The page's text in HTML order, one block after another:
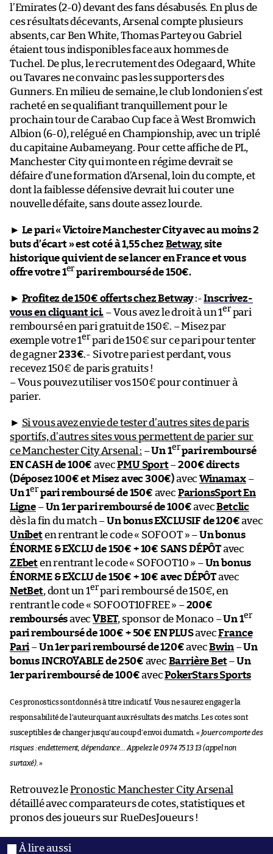
l’Emirates (2-0) devant des fans désabusés. En plus de
ces résultats décevants, Arsenal compte plusieurs
absents, car Ben White, Thomas Partey ou Gabriel
étaient tous indisponibles face aux hommes de
Tuchel. De plus, le recrutement des Odegaard, White
ou Tavares ne convainc pas les supporters des
Gunners. En milieu de semaine, le club londonien s’est
racheté en se qualifiant tranquillement pour le
prochain tour de Carabao Cup face à West Bromwich
Albion (6-0), relégué en Championship, avec un triplé
du capitaine Aubameyang. Pour cette affiche de PL,
Manchester City qui monte en régime devrait se
défaire d’une formation d’Arsenal, loin du compte, et
dont la faiblesse défensive devrait lui couter une
nouvelle défaite, sans doute assez lourde.
► Le pari « Victoire Manchester City avec au moins 2
buts d’écart » est coté à 1,55 chez Betway, site
historique qui vient de se lancer en France et vous
offre votre 1er pari remboursé de 150€.
► Profitez de 150€ offerts chez Betway:-Inscrivez-
vous en cliquant ici. – Vous avez le droit à un 1er pari
remboursé en pari gratuit de 150€. – Misez par
exemple votre 1er pari de 150€ sur ce pari pour tenter
de gagner233€.- Si votre pari est perdant, vous
recevez 150€ de paris gratuits !
– Vous pouvez utiliser vos 150€ pour continuer à
parier.
► Si vous avez envie de tester d’autres sites de paris
sportifs, d’autres sites vous permettent de parier sur
ce Manchester City Arsenal : –Un 1erpari remboursé
EN CASH de 100€ avecPMU Sport–200€ directs
(Déposez 100€ et Misez avec 300€)avec Winamax–
Un 1er pari remboursé de 150€ avec ParionsSport En
Ligne –Un 1er pari remboursé de 100€avecBetclic
dès la fin du match –Un bonus EXCLUSIF de 120€avec
Unibeten rentrant le code « SOFOOT » –Un bonus
ÉNORME & EXCLU de 150€ + 10€ SANS DÉPÔTavec
ZEbeten rentrant le code « SOFOOT10 » –Un bonus
ÉNORME & EXCLU de 150€ + 10€ avec DÉPÔTavec
NetBet, dont un 1erpari remboursé de 150€, en
rentrant le code « SOFOOT10FREE » –200€
remboursésavecVBET, sponsor de Monaco –Un 1er
pari remboursé de 100€ + 50€ EN PLUSavecFrance
Pari–Un 1er pari remboursé de 120€avecBwin–Un
bonus INCROYABLE de 250€ avec Barrière Bet–Un
1er pari remboursé de 100€avecPokerStars Sports
Ces pronostics sont donnés à titre indicatif. Vous ne saurez engager la
responsabilité de l’auteur quant aux résultats des matchs. Les cotes sont
susceptibles de changer jusqu’au coup d’envoi du match. « Jouer comporte des
risques : endettement, dépendance… Appelez le 09 74 75 13 13 (appel non
surtaxé). »
Retrouvez lePronostic Manchester City Arsenal
détaillé avec comparateurs de cotes, statistiques et
pronos des joueurs sur RueDesJoueurs !